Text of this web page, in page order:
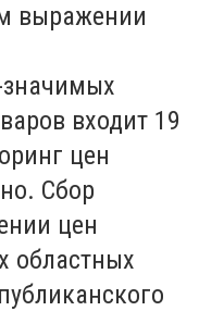
выражении
значимых
входит 19
цен
Сбор
цен
областных